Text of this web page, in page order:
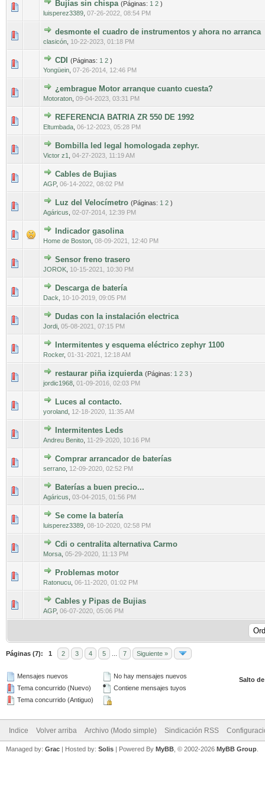
Bujías sin chispa (Páginas: 1 2 )
luisperez3389 07-26-2022, 08:54 PM
0 voto(s) - Media 0 de 5
12345
desmonte el cuadro de instrumentos y ahora no arranca
clasicón 10-22-2023, 01:18 PM
0 voto(s) - Media 0 de 5
1 2345
CDI (Páginas: 1 2 )
Yongüein 07-26-2014, 12:46 PM
0 voto(s) - Media 0 de 5
¿embrague Motor arranque cuanto cuesta?
Motoraton 09-04-2023, 03:31 PM
0 voto(s) - Media 0 de 5
1 2345
REFERENCIA BATRIA ZR 550 DE 1992
Eltumbada 06-12-2023, 05:28 PM
0 voto(s) - Media 0 de 5
12345
Bombilla led legal homologada zephyr.
Victor z1 04-27-2023, 11:19 AM
0 voto(s) - Media 0 de 5
12345
Cables de Bujias
AGP, 06-14-2022, 08:02 PM
0 voto(s) - Media 0 de 5
Luz del Velocímetro (Páginas: 1 2 )
Agáricus 02-07-2014, 12:39 PM
0 voto(s) - Media 0 de 5
1 2345
Indicador gasolina
Home de Boston 08-09-2021, 12:40 PM
0 voto(s) - Media 0 de 5
1
Sensor freno trasero
JOROK 10-15-2021, 10:30 PM
0 voto(s) - Media 0 de 5
12
Descarga de batería
Dack 10-10-2019, 09:05 PM
0 voto(s) - Media 0 de 5
1
Dudas con la instalación electrica
Jordi 05-08-2021, 07:15 PM
0 voto(s) - Media 0 de 5
12345
Intermitentes y esquema eléctrico zephyr 1100
Rocker, 01-31-2021, 12:18 AM
0 voto(s) - Media 0 de 5
12345
restaurar piña izquierda (Páginas: 1 2 3 )
jordic1968 01-09-2016, 02:03 PM
0 voto(s) - Media 0 de 5
12345
Luces al contacto.
yoroland 12-18-2020, 11:35 AM
0 voto(s) - Media 0 de 5
Intermitentes Leds
Andreu Benito 11-29-2020, 10:16 PM
0 voto(s) - Media 0 de 5
Comprar arrancador de baterías
serrano 12-09-2020, 02:52 PM
0 voto(s) - Media 0 de 5
1 234 5
Baterías a buen precio...
Agáricus 03-04-2015, 01:56 PM
0 voto(s) - Media 0 de 5
12345
Se come la batería
luisperez3389 08-10-2020, 02:58 PM
0 voto(s) - Media 0 de 5
Cdi o centralita alternativa Carmo
Morsa 05-29-2020, 11:13 PM
0 voto(s) - Media 0 de 5
1 2345
Problemas motor
Ratonucu 06-11-2020, 01:02 PM
0 voto(s) - Media 0 de 5
Cables y Pipas de Bujias
AGP, 06-07-2020, 05:06 PM
0 voto(s) - Media 0 de 5
12345
Páginas (7): 1 2 3 4 5 7 Siguiente »
Mensajes nuevos
Tema concurrido (Nuevo)
Tema concurrido (Antiguo)
No hay mensajes nuevos
Contiene mensajes tuyos
Salto
Indice Volver arriba Archivo (Modo simple) Sindicación RSS
Managed by: Grac | Hosted by: Solis | Powered By MyBB , © 2002-2026 MyBB Group